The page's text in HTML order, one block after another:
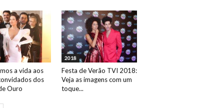
a vida aos
dos
Ouro
2018
Festa de Verão TVI 2018:
Veja as imagens com um
toque...